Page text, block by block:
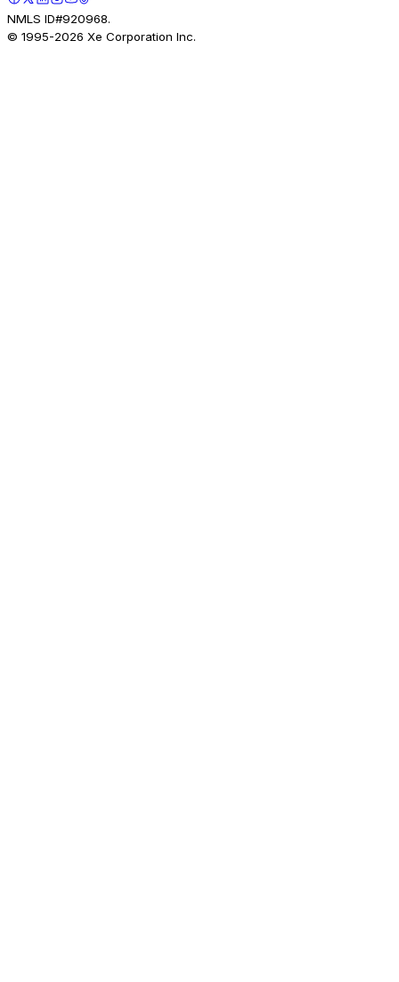
NMLS ID#920968.
© 1995-2026 Xe Corporation Inc.